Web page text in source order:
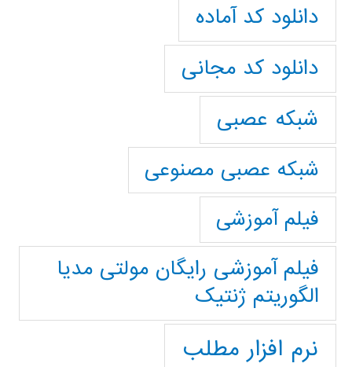
دانلود کد آماده
دانلود کد مجانی
شبکه عصبی
شبکه عصبی مصنوعی
فیلم آموزشی
فیلم آموزشی رایگان مولتی مدیا
الگوریتم ژنتیک
نرم افزار مطلب